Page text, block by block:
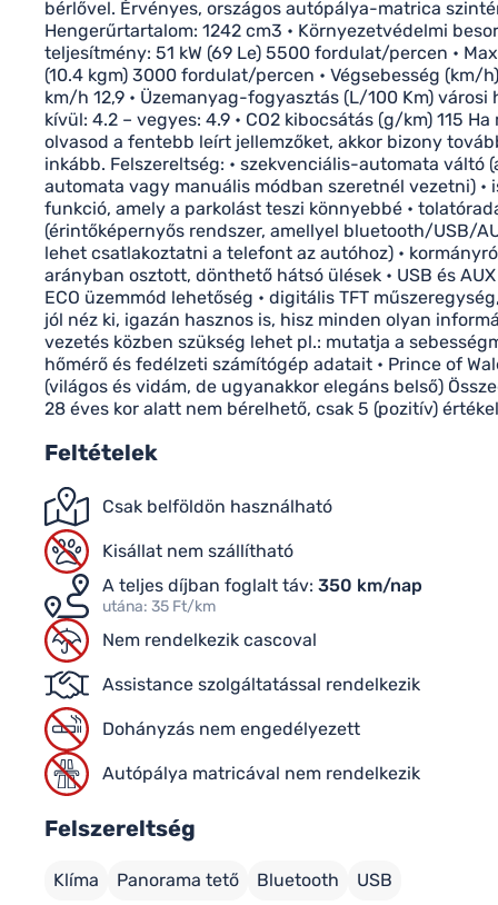
bérlővel. Érvényes, országos autópálya-matrica
Hengerűrtartalom: 1242 cm3 • Környezetvédelmi
teljesítmény: 51 kW (69 Le) 5500 fordulat/percen •
(10.4 kgm) 3000 fordulat/percen • Végsebesség (km/
km/h 12,9 • Üzemanyag-fogyasztás (L/100 Km)
kívül: 4.2 – vegyes: 4.9 • CO2 kibocsátás (g/km) 115
olvasod a fentebb leírt jellemzőket, akkor bizony
inkább. Felszereltség: • szekvenciális-automata váltó
automata vagy manuális módban szeretnél vezetni) •
funkció, amely a parkolást teszi könnyebbé •
(érintőképernyős rendszer, amellyel bluetooth/USB/
lehet csatlakoztatni a telefont az autóhoz) •
arányban osztott, dönthető hátsó ülések • USB és
ECO üzemmód lehetőség • digitális TFT
jól néz ki, igazán hasznos is, hisz minden olyan
vezetés közben szükség lehet pl.: mutatja a
hőmérő és fedélzeti számítógép adatait • Prince of
(világos és vidám, de ugyanakkor elegáns belső)
28 éves kor alatt nem bérelhető, csak 5 (pozitív)
Feltételek
Csak belföldön használható
Kisállat nem szállítható
A teljes díjban foglalt táv: 350 km/nap
utána: 35 Ft/km
Nem rendelkezik cascoval
Assistance szolgáltatással rendelkezik
Dohányzás nem engedélyezett
Autópálya matricával nem rendelkezik
Felszereltség
Klíma Panorama tető Bluetooth USB